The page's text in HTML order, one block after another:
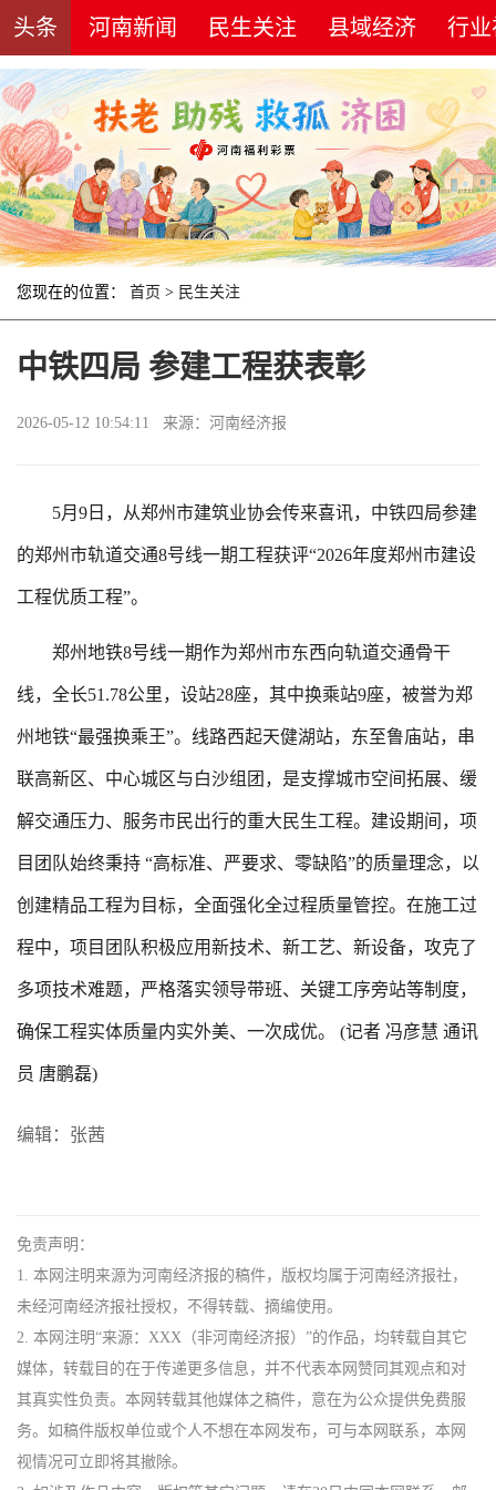
头条 河南新闻 民生关注 县域经济 行
您现在的位置： 首页 > 民生关注
中铁四局 参建工程获表彰
2026-05-12 10:54:11 来源：河南经济报
5月9日，从郑州市建筑业协会传来喜讯，中铁四局参建
的郑州市轨道交通8号线一期工程获评“2026年度郑州市建设
工程优质工程”。
郑州地铁8号线一期作为郑州市东西向轨道交通骨干
线，全长51.78公里，设站28座，其中换乘站9座，被誉为郑
州地铁“最强换乘王”。线路西起天健湖站，东至鲁庙站，串
联高新区、中心城区与白沙组团，是支撑城市空间拓展、缓
解交通压力、服务市民出行的重大民生工程。建设期间，项
目团队始终秉持 “高标准、严要求、零缺陷”的质量理念，以
创建精品工程为目标，全面强化全过程质量管控。在施工过
程中，项目团队积极应用新技术、新工艺、新设备，攻克了
多项技术难题，严格落实领导带班、关键工序旁站等制度，
确保工程实体质量内实外美、一次成优。 (记者 冯彦慧 通讯
员 唐鹏磊)
编辑：张茜
免责声明：
1. 本网注明来源为河南经济报的稿件，版权均属于河南经济报社，
未经河南经济报社授权，不得转载、摘编使用。
2. 本网注明“来源：XXX（非河南经济报）”的作品，均转载自其它
媒体，转载目的在于传递更多信息，并不代表本网赞同其观点和对
其真实性负责。本网转载其他媒体之稿件，意在为公众提供免费服
务。如稿件版权单位或个人不想在本网发布，可与本网联系，本网
视情况可立即将其撤除。